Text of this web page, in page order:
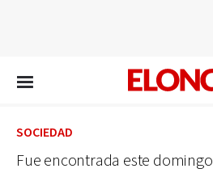
SOCIEDAD
Fue encontrada este domingo